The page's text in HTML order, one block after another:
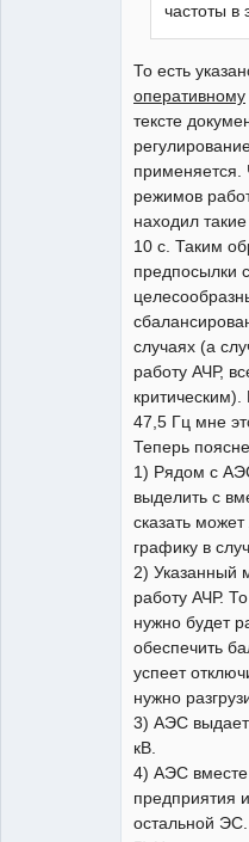
частоты в
То есть
оперативному
тексте
применяется.
режимов
находил
10 с. Таким
предпосылки
случаях (а
работу АЧР,
47,5 Гц мне
Теперь
1) Рядом с
выделить с
сказать
графику в
2) Указанный
работу АЧР.
нужно будет
обеспечить
успеет
нужно
3) АЭС
кВ.
4) АЭС
предприятия
остальной ЭС.